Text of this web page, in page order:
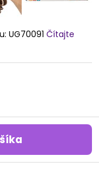
UG70091 Čítajte